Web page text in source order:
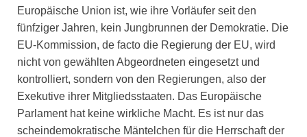
Europäische Union ist, wie ihre Vorläufer seit den
fünfziger Jahren, kein Jungbrunnen der Demokratie. Die
EU-Kommission, de facto die Regierung der EU, wird
nicht von gewählten Abgeordneten eingesetzt und
kontrolliert, sondern von den Regierungen, also der
Exekutive ihrer Mitgliedsstaaten. Das Europäische
Parlament hat keine wirkliche Macht. Es ist nur das
scheindemokratische Mäntelchen für die Herrschaft der